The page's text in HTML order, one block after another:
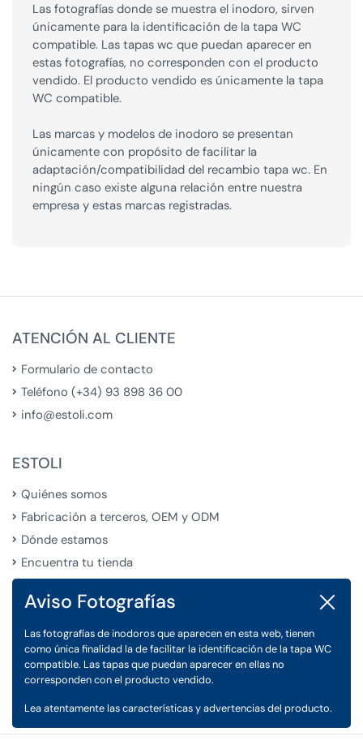
Las fotografías donde se muestra el inodoro, sirven
únicamente para la identificación de la tapa WC
compatible. Las tapas wc que puedan aparecer en
estas fotografías, no corresponden con el producto
vendido. El producto vendido es únicamente la tapa
WC compatible.
Las marcas y modelos de inodoro se presentan
únicamente con propósito de facilitar la
adaptación/compatibilidad del recambio tapa wc. En
ningún caso existe alguna relación entre nuestra
empresa y estas marcas registradas.
ATENCIÓN AL CLIENTE
Formulario de contacto
Teléfono (+34) 93 898 36 00
info@estoli.com
ESTOLI
Quiénes somos
Fabricación a terceros, OEM y ODM
Dónde estamos
Encuentra tu tienda
LEGAL
Condiciones Generales de Venta
Aviso Legal
Política de Privacidad y Cookies
Aviso Fotografías
Las fotografías de inodoros que aparecen en esta web, tienen
como única finalidad la de facilitar la identificación de la tapa WC
compatible. Las tapas que puedan aparecer en ellas no
corresponden con el producto vendido.
Lea atentamente las características y advertencias del producto.
Cerrar